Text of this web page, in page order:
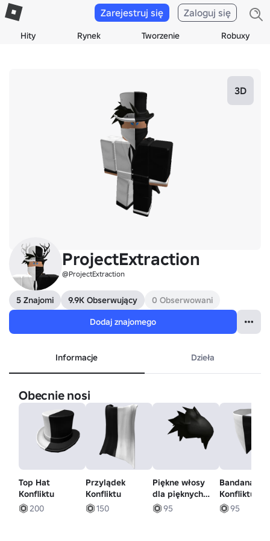
Hity Rynek Tworzenie Robuxy
Zarejestruj się Zaloguj się
3D
ProjectExtraction
@ProjectExtraction
5 Znajomi 9.9K Obserwujący
0 Obserwowani
Dodaj znajomego
Informacje Dzieła
Obecnie nosi
Top Hat
Konfliktu
200
Przylądek
Konfliktu
150
Piękne włosy
dla pięknych
ludzi
95
Bandana
Konfliktu
95